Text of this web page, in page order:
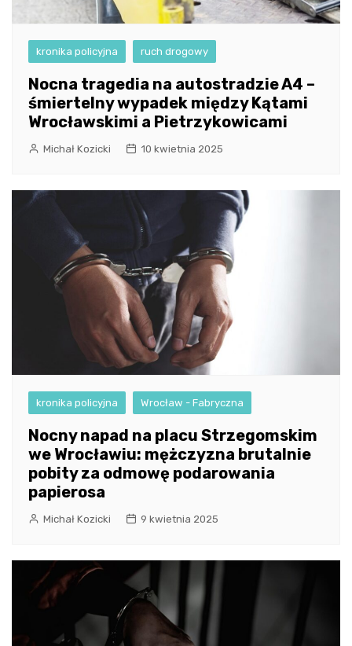
kronika policyjna ruch drogowy
Nocna tragedia na autostradzie A4 –
śmiertelny wypadek między Kątami
Wrocławskimi a Pietrzykowicami
Michał Kozicki 10 kwietnia 2025
kronika policyjna Wrocław - Fabryczna
Nocny napad na placu Strzegomskim
we Wrocławiu: mężczyzna brutalnie
pobity za odmowę podarowania
papierosa
Michał Kozicki 9 kwietnia 2025